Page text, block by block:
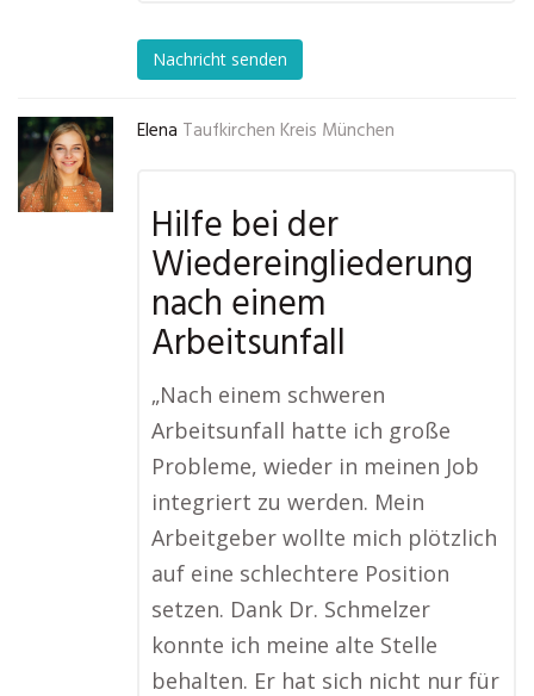
Nachricht senden
Elena Taufkirchen Kreis München
Hilfe bei der
Wiedereingliederung
nach einem
Arbeitsunfall
„Nach einem schweren
Arbeitsunfall hatte ich große
Probleme, wieder in meinen Job
integriert zu werden. Mein
Arbeitgeber wollte mich plötzlich
auf eine schlechtere Position
setzen. Dank Dr. Schmelzer
konnte ich meine alte Stelle
behalten. Er hat sich nicht nur für